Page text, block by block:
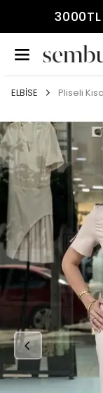
3000TL
ELBİSE Pliseli